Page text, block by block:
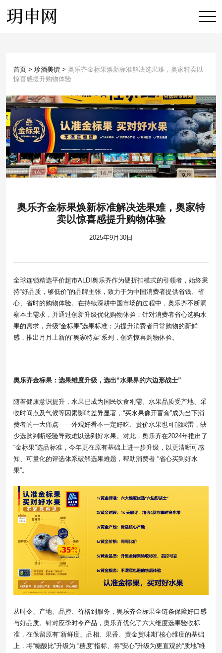
首页 > 珍酒美馔 > 奥乐齐金标果焕新标准解决选果难，奥家特卖以
惊喜感提升购物体验
奥乐齐金标果焕新标准解决选果难，奥家特
卖以惊喜感提升购物体验
2025年9月30日
全球连锁精选平价超市ALDI奥乐齐作为硬折扣模式的引领者，始终秉
持“好品质，够低价”的品牌主张，致力于为中国消费者提供省钱、省
心、省时的购物体验。在持续深耕中国市场的过程中，奥乐齐不断洞
察本土需求，并通过创新升级优化购物体验：针对消费者省心选购水
果的需求，升级“金标果”选果标准；为提升消费者日常购物的新鲜
感，推出月月上新的“奥家特卖”系列，创造惊喜购物体验。
奥乐齐金标果：选果维度升级，选出“水果界的六边形战士”
随着健康意识提升，水果已成为国民饮食刚需。水果品质受产地、采
收时间点及气候等因素影响差异显著，“买水果像开盲盒”成为当下消
费者的一大痛点——外观好看不一定好吃、贵价水果也可能踩雷，缺
少选购判断经验导致难以选到好水果。对此，奥乐齐在2024年推出了
“金标果”选品标准，今年更在原有基础上进一步升级，以更清晰可感
知、可量化的评选体系破解选果难题，帮助消费者 “省心买到好水
果”。
从时令、产地、品控、价格到服务，奥乐齐金标果全链条保障好口感
与好品质。针对应季时令产品，奥乐齐优化了六大维度选果验收标
准，在保留原有“新鲜度、品相、果香、黄金赏味期”核心维度的基础
上，将“糖酸比”升级为 “糖度”指标、将“安心”升级为更直观的“质地”维